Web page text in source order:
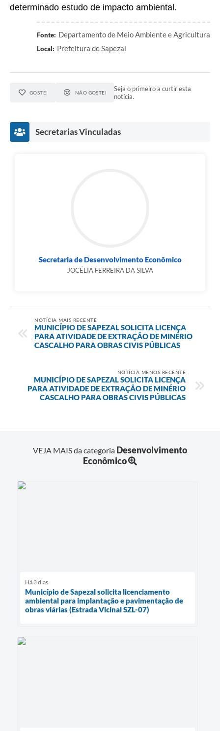
determinado estudo de impacto ambiental.
Fonte: Departamento de Meio Ambiente e Agricultura
Local: Prefeitura de Sapezal
GOSTEI NÃO GOSTEI
Seja o primeiro a curtir esta
notícia.
Secretarias Vinculadas
Secretaria de Desenvolvimento Econômico
JOCÉLIA FERREIRA DA SILVA
NOTÍCIA MAIS RECENTE
MUNICÍPIO DE SAPEZAL SOLICITA LICENÇA
PARA ATIVIDADE DE EXTRAÇÃO DE MINÉRIO
CASCALHO PARA OBRAS CIVIS PÚBLICAS
NOTÍCIA MENOS RECENTE
MUNICÍPIO DE SAPEZAL SOLICITA LICENÇA
PARA ATIVIDADE DE EXTRAÇÃO DE MINÉRIO
CASCALHO PARA OBRAS CIVIS PÚBLICAS
VEJA MAIS da categoria Desenvolvimento
Econômico
Há 3 dias
Município de Sapezal solicita licenciamento
ambiental para implantação e pavimentação de
obras viárias (Estrada Vicinal SZL-07)